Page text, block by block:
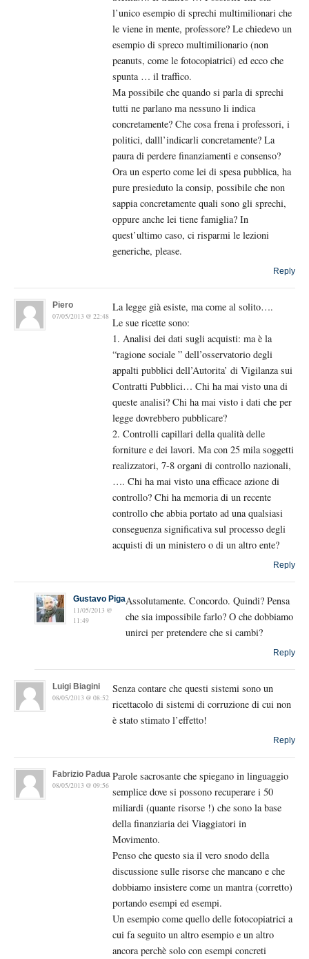
l’unico esempio di sprechi multimilionari che
le viene in mente, professore? Le chiedevo un
esempio di spreco multimilionario (non
peanuts, come le fotocopiatrici) ed ecco che
spunta … il traffico.
Ma possibile che quando si parla di sprechi
tutti ne parlano ma nessuno li indica
concretamente? Che cosa frena i professori, i
politici, dalll’indicarli concretamente? La
paura di perdere finanziamenti e consenso?
Ora un esperto come lei di spesa pubblica, ha
pure presieduto la consip, possibile che non
sappia concretamente quali sono gli sprechi,
oppure anche lei tiene famiglia? In
quest’ultimo caso, ci risparmi le lezioni
generiche, please.
Reply
Piero
07/05/2013 @ 22:48
La legge già esiste, ma come al solito….
Le sue ricette sono:
1. Analisi dei dati sugli acquisti: ma è la
“ragione sociale ” dell’osservatorio degli
appalti pubblici dell’Autorita’ di Vigilanza sui
Contratti Pubblici… Chi ha mai visto una di
queste analisi? Chi ha mai visto i dati che per
legge dovrebbero pubblicare?
2. Controlli capillari della qualità delle
forniture e dei lavori. Ma con 25 mila soggetti
realizzatori, 7-8 organi di controllo nazionali,
…. Chi ha mai visto una efficace azione di
controllo? Chi ha memoria di un recente
controllo che abbia portato ad una qualsiasi
conseguenza significativa sul processo degli
acquisti di un ministero o di un altro ente?
Reply
Gustavo Piga
11/05/2013 @
11:49
Assolutamente. Concordo. Quindi? Pensa
che sia impossibile farlo? O che dobbiamo
unirci per pretendere che si cambi?
Reply
Luigi Biagini
08/05/2013 @ 08:52
Senza contare che questi sistemi sono un
ricettacolo di sistemi di corruzione di cui non
è stato stimato l’effetto!
Reply
Fabrizio Padua
08/05/2013 @ 09:56
Parole sacrosante che spiegano in linguaggio
semplice dove si possono recuperare i 50
miliardi (quante risorse !) che sono la base
della finanziaria dei Viaggiatori in
Movimento.
Penso che questo sia il vero snodo della
discussione sulle risorse che mancano e che
dobbiamo insistere come un mantra (corretto)
portando esempi ed esempi.
Un esempio come quello delle fotocopiatrici a
cui fa seguito un altro esempio e un altro
ancora perchè solo con esempi concreti